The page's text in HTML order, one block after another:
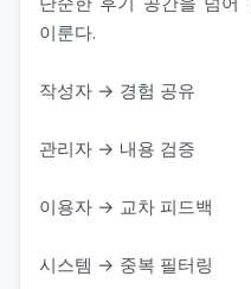
이룬다.
작성자 → 경험 공유
관리자 → 내용 검증
이용자 → 교차 피드백
시스템 → 중복 필터링